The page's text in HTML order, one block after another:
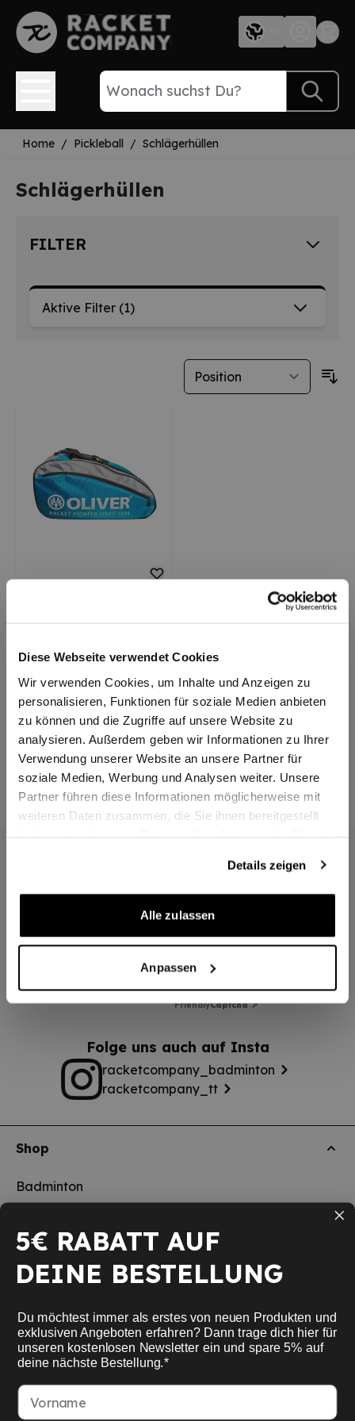
Diese Webseite verwendet Cookies
Wir verwenden Cookies, um Inhalte und Anzeigen zu
personalisieren, Funktionen für soziale Medien anbieten
zu können und die Zugriffe auf unsere Website zu
analysieren. Außerdem geben wir Informationen zu Ihrer
Verwendung unserer Website an unsere Partner für
soziale Medien, Werbung und Analysen weiter. Unsere
Partner führen diese Informationen möglicherweise mit
weiteren Daten zusammen, die Sie ihnen bereitgestellt
Details zeigen
Alle zulassen
Anpassen
Direkt zum Inhalt
Home / Pickleball / Schlägerhüllen
Schlägerhüllen
FILTER
Aktive Filter (1)
Zum Produkt
1Eintrag Anzeigen
Immer auf dem neuesten Stand!
Abonnieren
Anti-Roboter-Verifizierung
Hier klicken
FriendlyCaptcha ⇗
Folge uns auch auf Insta
racketcompany_badminton
racketcompany_tt
Shop
Badminton
Squash
Pickleball
Schulsport
5€ RABATT AUF
DEINE BESTELLUNG
Du möchtest immer als erstes von neuen Produkten und
exklusiven Angeboten erfahren? Dann trage dich hier für
unseren kostenlosen Newsletter ein und spare 5% auf
deine nächste Bestellung.*
Vorname